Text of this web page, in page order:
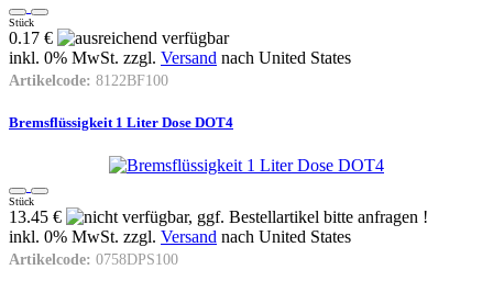
Stück
0.17 €
inkl. 0% MwSt. zzgl. Versand nach United States
Artikelcode: 8122BF100
Bremsflüssigkeit 1 Liter Dose DOT4
Stück
13.45 €
inkl. 0% MwSt. zzgl. Versand nach United States
Artikelcode: 0758DPS100